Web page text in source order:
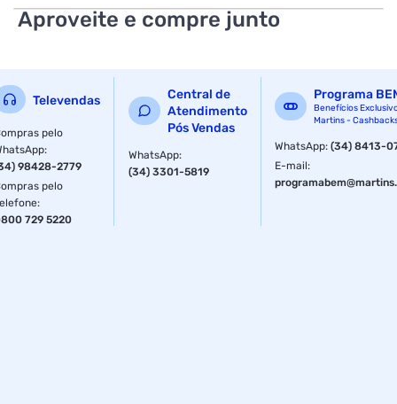
Aproveite e compre junto
Televendas
pelo
:
98428-2779
pelo
:
729 5220
Central de
Atendimento
Pós Vendas
WhatsApp:
(34) 3301-5819
Programa
Benefícios
Martins -
WhatsApp:(34) 8413-
E-mail: